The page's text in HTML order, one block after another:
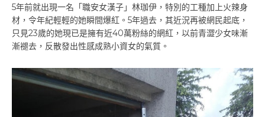
5年前就出現一名「職安女漢子」林珈伊，特別的工種加上火辣身
材，令年紀輕輕的她瞬間爆紅。5年過去，其近況再被網民起底，
只見23歲的她現已是擁有近40萬粉絲的網紅，以前青澀少女味漸
漸褪去，反散發出性感成熟小資女的氣質。